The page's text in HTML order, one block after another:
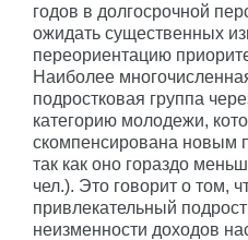
годов в долгосрочной
ожидать существенных
переориентацию
Наиболее
подростковая группа
категорию молодежи,
скомпенсирована новым
так как оно гораздо
чел.). Это говорит о том,
привлекательный
неизменности доходов